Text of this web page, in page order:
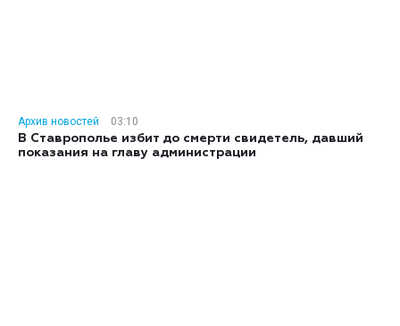
Архив новостей
03:10
В Ставрополье избит до смерти свидетель, давший
показания на главу администрации